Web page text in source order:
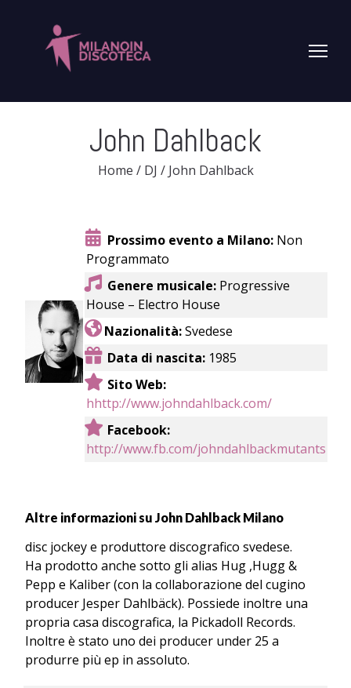
John Dahlback
Home / DJ /John Dahlback
Prossimo evento a Milano: Non
Programmato
Genere musicale: Progressive
House – Electro House
Nazionalità:Svedese
Data di nascita: 1985
Sito Web:
hhttp://www.johndahlback.com/
Facebook:
http://www.fb.com/johndahlbackmutants
Altre informazioni su John Dahlback Milano
disc jockey e produttore discografico svedese.
Ha prodotto anche sotto gli alias Hug ,Hugg &
Pepp e Kaliber (con la collaborazione del cugino
producer Jesper Dahlbäck). Possiede inoltre una
propria casa discografica, la Pickadoll Records.
Inoltre è stato uno dei producer under 25 a
produrre più ep in assoluto.